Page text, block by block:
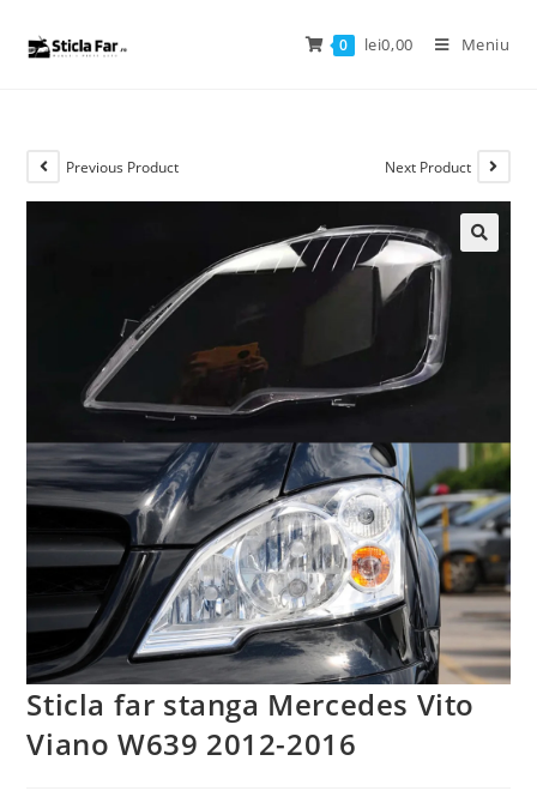
0 lei0,00 Meniu
Previous Product Next Product
Sticla far stanga Mercedes Vito
Viano W639 2012-2016